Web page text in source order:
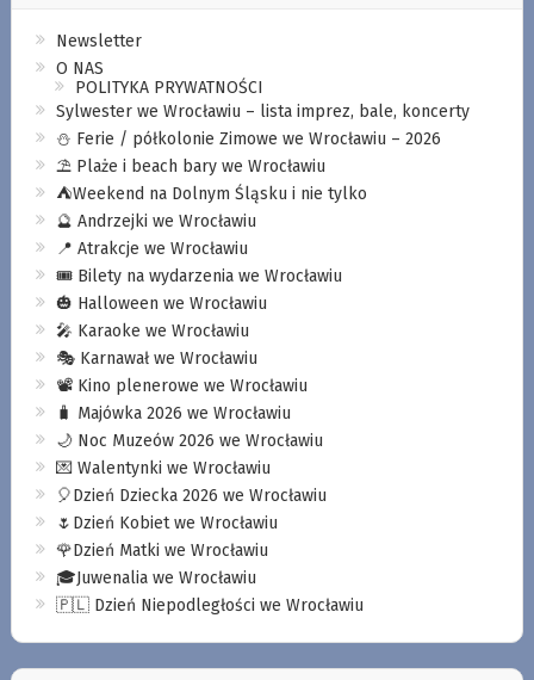
Newsletter
O NAS
POLITYKA PRYWATNOŚCI
Sylwester we Wrocławiu – lista imprez, bale, koncerty
⛄️ Ferie / półkolonie Zimowe we Wrocławiu – 2026
⛱️ Plaże i beach bary we Wrocławiu
⛺️Weekend na Dolnym Śląsku i nie tylko
🔮 Andrzejki we Wrocławiu
📍 Atrakcje we Wrocławiu
🎟️ Bilety na wydarzenia we Wrocławiu
🎃 Halloween we Wrocławiu
🎤 Karaoke we Wrocławiu
🎭 Karnawał we Wrocławiu
📽️ Kino plenerowe we Wrocławiu
🧳 Majówka 2026 we Wrocławiu
🌙 Noc Muzeów 2026 we Wrocławiu
💌 Walentynki we Wrocławiu
🎈Dzień Dziecka 2026 we Wrocławiu
🌷Dzień Kobiet we Wrocławiu
🌹Dzień Matki we Wrocławiu
🎓Juwenalia we Wrocławiu
🇵🇱 Dzień Niepodległości we Wrocławiu